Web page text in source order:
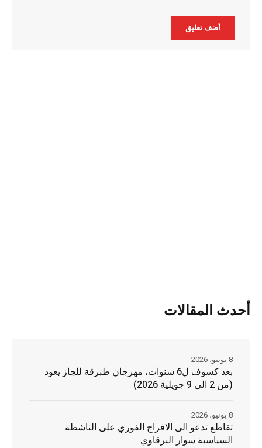
أحدث المقالات
بعد كسوف ل6 سنوات، مهرجان طبرقة للجاز يعود
(من 2 الى 9 جويلية 2026)
8 يونيو، 2026
تقاطع تدعو الى الافراج الفوري على الناشطة
السياسية سوار البرقاوي
8 يونيو، 2026